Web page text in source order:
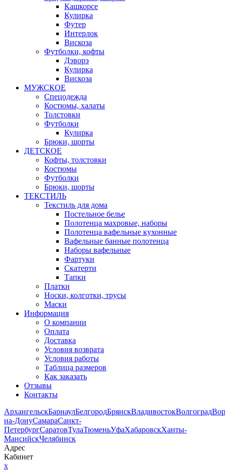
Кашкорсе
Кулирка
Футер
Интерлок
Вискоза
Футболки, кофты
Дэворэ
Кулирка
Вискоза
МУЖСКОЕ
Спецодежда
Костюмы, халаты
Толстовки
Футболки
Кулирка
Брюки, шорты
ДЕТСКОЕ
Кофты, толстовки
Костюмы
Футболки
Брюки, шорты
ТЕКСТИЛЬ
Текстиль для дома
Постельное белье
Полотенца махровые, наборы
Полотенца вафельные кухонные
Вафельные банные полотенца
Наборы вафельные
Фартуки
Скатерти
Тапки
Платки
Носки, колготки, трусы
Маски
Информация
О компании
Оплата
Доставка
Условия возврата
Условия работы
Таблица размеров
Как заказать
Отзывы
Контакты
АрхангельскБарнаулБелгородБрянскВладивостокВолгоград
на-ДонуСамараСанкт-
ПетербургСаратовТулаТюменьУфаХабаровскХанты-
МансийскЧелябинск
Адрес
Кабинет
x